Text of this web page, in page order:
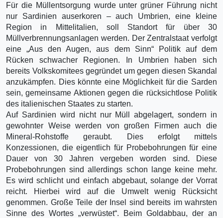
Für die Müllentsorgung wurde unter grüner Führung nicht
nur Sardinien auserkoren – auch Umbrien, eine kleine
Region in Mittelitalien, soll Standort für über 30
Müllverbrennungsanlagen werden. Der Zentralstaat verfolgt
eine „Aus den Augen, aus dem Sinn“ Politik auf dem
Rücken schwacher Regionen. In Umbrien haben sich
bereits Volkskomitees gegründet um gegen diesen Skandal
anzukämpfen. Dies könnte eine Möglichkeit für die Sarden
sein, gemeinsame Aktionen gegen die rücksichtlose Politik
des italienischen Staates zu starten.
Auf Sardinien wird nicht nur Müll abgelagert, sondern in
gewohnter Weise werden von großen Firmen auch die
Mineral-Rohstoffe geraubt. Dies erfolgt mittels
Konzessionen, die eigentlich für Probebohrungen für eine
Dauer von 30 Jahren vergeben worden sind. Diese
Probebohrungen sind allerdings schon lange keine mehr.
Es wird schlicht und einfach abgebaut, solange der Vorrat
reicht. Hierbei wird auf die Umwelt wenig Rücksicht
genommen. Große Teile der Insel sind bereits im wahrsten
Sinne des Wortes „verwüstet“. Beim Goldabbau, der an